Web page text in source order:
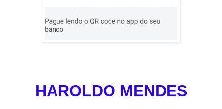
HAROLDO MENDES